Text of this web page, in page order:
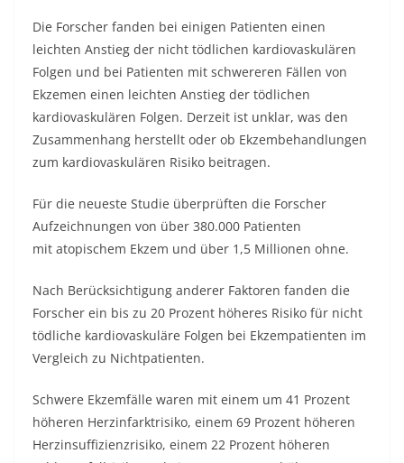
Die Forscher fanden bei einigen Patienten einen
leichten Anstieg der nicht tödlichen kardiovaskulären
Folgen und bei Patienten mit schwereren Fällen von
Ekzemen einen leichten Anstieg der tödlichen
kardiovaskulären Folgen. Derzeit ist unklar, was den
Zusammenhang herstellt oder ob Ekzembehandlungen
zum kardiovaskulären Risiko beitragen.
Für die neueste Studie überprüften die Forscher
Aufzeichnungen von über 380.000 Patienten
mit atopischem Ekzem und über 1,5 Millionen ohne.
Nach Berücksichtigung anderer Faktoren fanden die
Forscher ein bis zu 20 Prozent höheres Risiko für nicht
tödliche kardiovaskuläre Folgen bei Ekzempatienten im
Vergleich zu Nichtpatienten.
Schwere Ekzemfälle waren mit einem um 41 Prozent
höheren Herzinfarktrisiko, einem 69 Prozent höheren
Herzinsuffizienzrisiko, einem 22 Prozent höheren